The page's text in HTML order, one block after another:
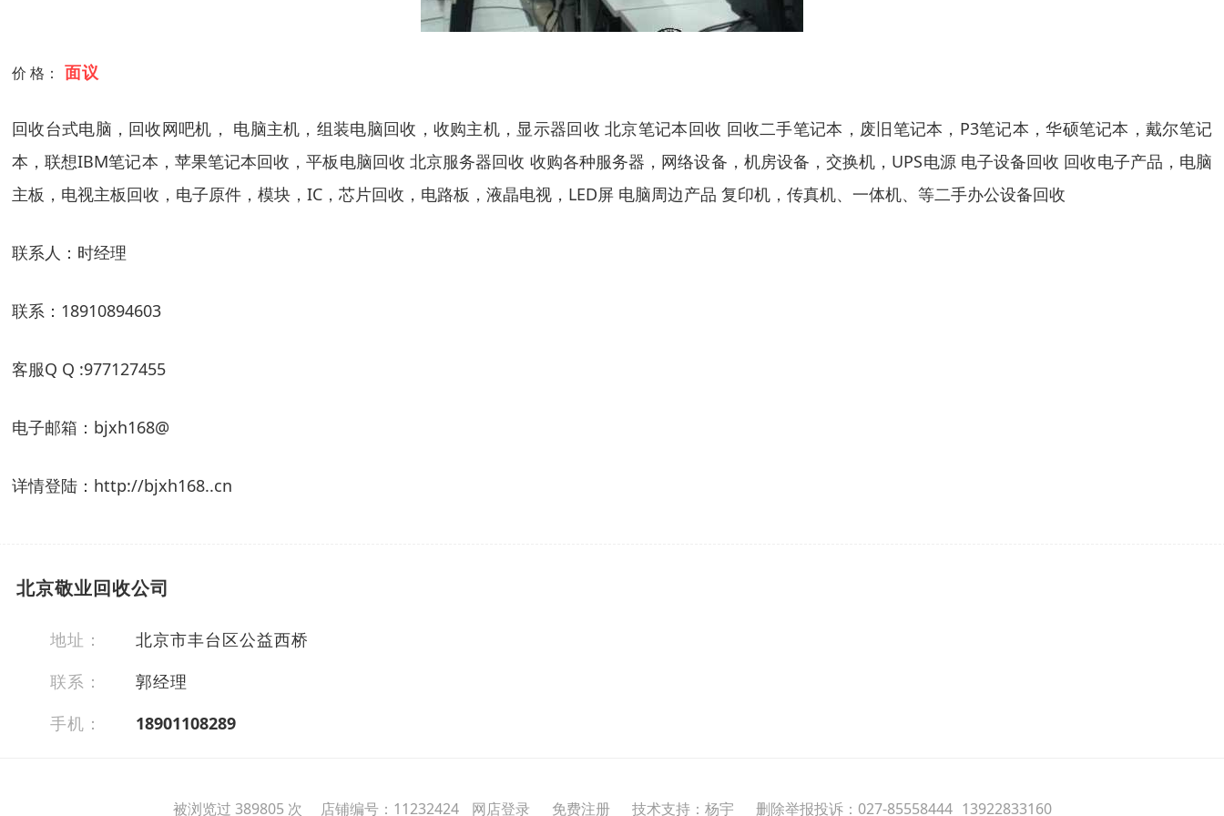
价 格： 面议
回收台式电脑，回收网吧机， 电脑主机，组装电脑回收，收购主机，显示器回收 北京笔记本回收 回收二手笔记本，废旧笔记本，P3笔记本，华硕笔记本，戴尔笔记
本，联想IBM笔记本，苹果笔记本回收，平板电脑回收 北京服务器回收 收购各种服务器，网络设备，机房设备，交换机，UPS电源 电子设备回收 回收电子产品，电脑
主板，电视主板回收，电子原件，模块，IC，芯片回收，电路板，液晶电视，LED屏 电脑周边产品 复印机，传真机、一体机、等二手办公设备回收
联系人：时经理
联系：18910894603
客服Q Q :977127455
电子邮箱：bjxh168@
详情登陆：http://bjxh168..cn
北京敬业回收公司
地址：
北京市丰台区公益西桥
联系：
郭经理
手机：
18901108289
被浏览过 389805 次 店铺编号：11232424 网店登录 免费注册 技术支持：杨宇 删除举报投诉：027-85558444 13922833160